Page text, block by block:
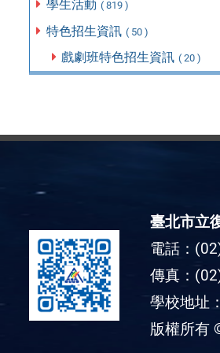
學生活動 ( 819 )
特色招生資訊 ( 50 )
戲劇班特色招生資訊 ( 20 )
臺北市立
電話：
傳真：
學校地址
版權所有